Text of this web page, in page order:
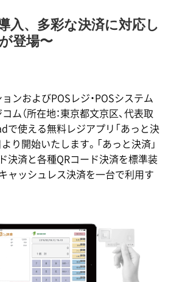
入、多彩な決済に対応し
登場〜
ンおよびPOSレジ・POSシステム
ム（所在地：東京都文京区、代表取
で使える無料レジアプリ「あっと決
り開始いたします。「あっと決済」
決済と各種QRコード決済を標準装
ャッシュレス決済を一台で利用す